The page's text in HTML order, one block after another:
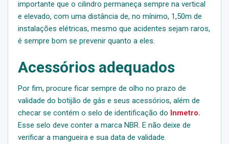
importante que o cilindro permaneça sempre na vertical
e elevado, com uma distância de, no mínimo, 1,50m de
instalações elétricas, mesmo que acidentes sejam raros,
é sempre bom se prevenir quanto a eles.
Acessórios adequados
Por fim, procure ficar sempre de olho no prazo de
validade do botijão de gás e seus acessórios, além de
checar se contém o selo de identificação do Inmetro.
Esse selo deve conter a marca NBR. E não deixe de
verificar a mangueira e sua data de validade.